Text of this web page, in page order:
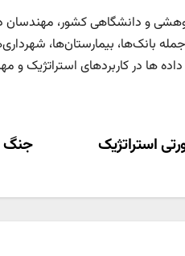
و دانشگاهی کشور،
بیمارستان‌ها،
ها در کاربردهای استراتژیک و
جنگ استراتژیک